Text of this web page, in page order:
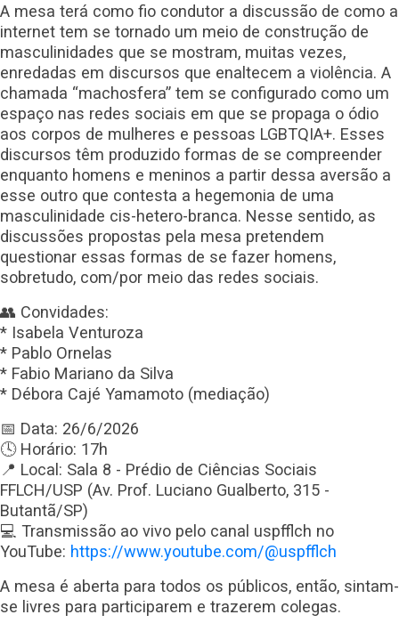
A mesa terá como fio condutor a discussão de como a
internet tem se tornado um meio de construção de
masculinidades que se mostram, muitas vezes,
enredadas em discursos que enaltecem a violência. A
chamada “machosfera” tem se configurado como um
espaço nas redes sociais em que se propaga o ódio
aos corpos de mulheres e pessoas LGBTQIA+. Esses
discursos têm produzido formas de se compreender
enquanto homens e meninos a partir dessa aversão a
esse outro que contesta a hegemonia de uma
masculinidade cis-hetero-branca. Nesse sentido, as
discussões propostas pela mesa pretendem
questionar essas formas de se fazer homens,
sobretudo, com/por meio das redes sociais.
👥 Convidades:
* Isabela Venturoza
* Pablo Ornelas
* Fabio Mariano da Silva
* Débora Cajé Yamamoto (mediação)
📅 Data: 26/6/2026
🕓 Horário: 17h
📍 Local: Sala 8 - Prédio de Ciências Sociais
FFLCH/USP (Av. Prof. Luciano Gualberto, 315 -
Butantã/SP)
💻 Transmissão ao vivo pelo canal uspfflch no
YouTube: https://www.youtube.com/@uspfflch
A mesa é aberta para todos os públicos, então, sintam-
se livres para participarem e trazerem colegas.